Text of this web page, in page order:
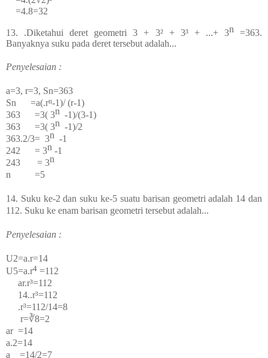
=4.8=32
13. .Diketahui deret geometri 3 + 3² + 3³ + ...+ 3n=363.
Banyaknya suku pada deret tersebut adalah...
Penyelesaian :
a=3, r=3, Sn=363
Sn =a(.rn-1)/ (r-1)
363 =3( 3n -1)/(3-1)
363 =3( 3n -1)/2
363.2/3= 3n -1
242 = 3n -1
243 = 3n
n =5
14. Suku ke-2 dan suku ke-5 suatu barisan geometri adalah 14 dan
112. Suku ke enam barisan geometri tersebut adalah...
Penyelesaian :
U2=a.r=14
U5=a.r4 =112
ar.r³=112
14..r³=112
.r³=112/14=8
r=∛8=2
ar =14
a.2=14
a =14/2=7